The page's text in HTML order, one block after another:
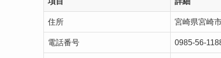
住所 宮崎県宮崎
電話番号 0985-56-